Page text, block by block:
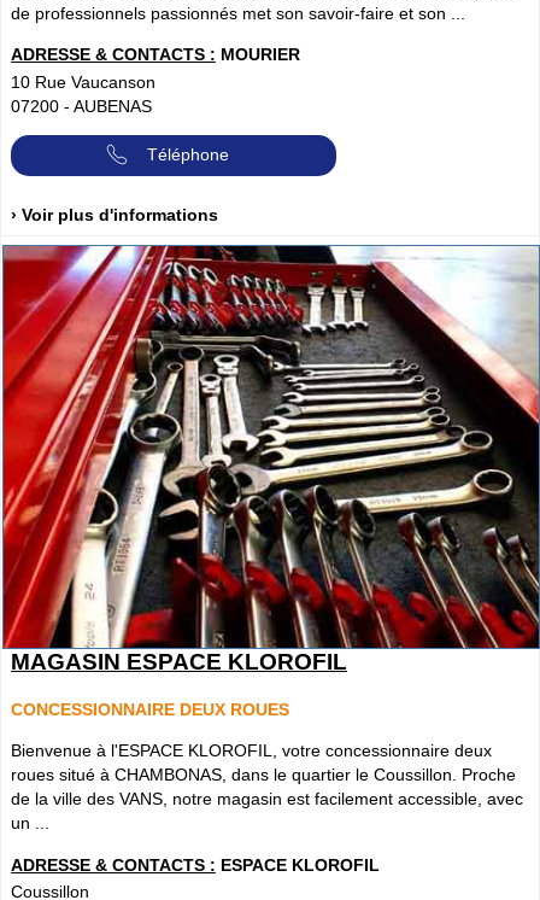
de professionnels passionnés met son savoir-faire et son ...
ADRESSE & CONTACTS : MOURIER
10 Rue Vaucanson
07200 - AUBENAS
Téléphone
› Voir plus d'informations
MAGASIN ESPACE KLOROFIL
CONCESSIONNAIRE DEUX ROUES
Bienvenue à l'ESPACE KLOROFIL, votre concessionnaire deux
roues situé à CHAMBONAS, dans le quartier le Coussillon. Proche
de la ville des VANS, notre magasin est facilement accessible, avec
un ...
ADRESSE & CONTACTS : ESPACE KLOROFIL
Coussillon